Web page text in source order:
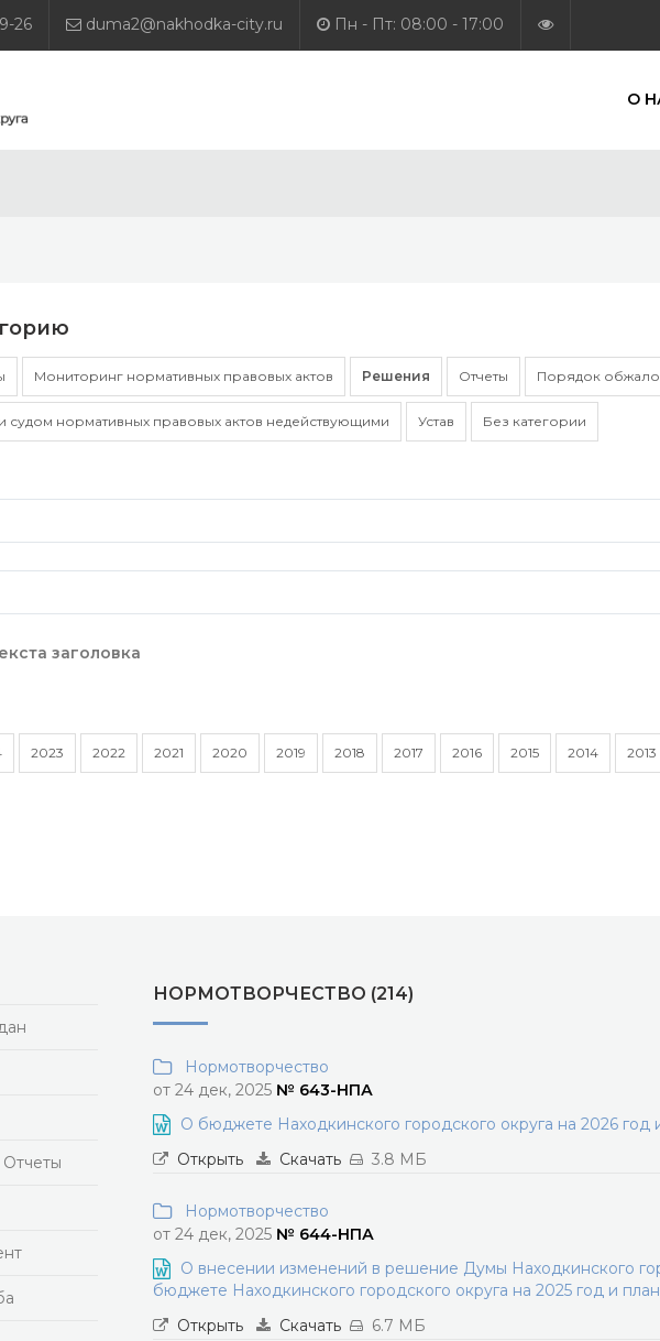
26 duma2@nakhodka-city.ru Пн - Пт: 08:00 - 17:00
О
Мониторинг нормативных правовых актов Решения Отчеты Порядок
судом нормативных правовых актов недействующими Устав Без категории
заголовка
2023 2022 2021 2020 2019 2018 2017 2016 2015 2014 2013
НОРМОТВОРЧЕСТВО (214)
Нормотворчество
от 24 дек, 2025 № 643-НПА
О бюджете Находкинского городского округа на 2026
Открыть
Скачать 3.8 МБ
Нормотворчество
от 24 дек, 2025 № 644-НПА
О внесении изменений в решение Думы Находкинского
бюджете Находкинского городского округа на 2025 год и
Открыть
Скачать 6.7 МБ